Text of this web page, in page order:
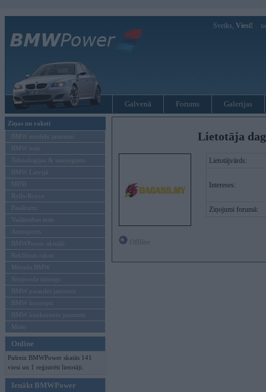
Sveiks, Viesi!
Galvenā Forums Galerijas
Ziņas un raksti
BMW modeļu jaunumi
BMW testi
Tehnoloģijas & sasniegumi
BMW Latvijā
MINI
Rolls-Royce
Pasākumi
Vadāmības tests
Autosports
BMWPower aktuāli
Reklāmas raksti
Mēneša BMW
Sērijveida tūnings
BMW pasaules jaunumi
BMW koncepti
BMW konkurentu jaunumi
Moto
Online
Pašreiz BMWPower skatās 141
viesi un 1 reģistrēti lietotāji.
Ienākt BMWPower
Lietotāja
Lietotājvārds:
Intereses:
Ziņojumi forumā: